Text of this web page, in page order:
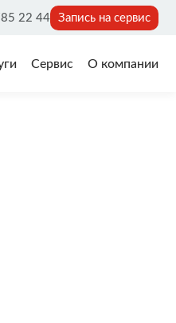
22 44 Запись на сервис
Сервис О компании